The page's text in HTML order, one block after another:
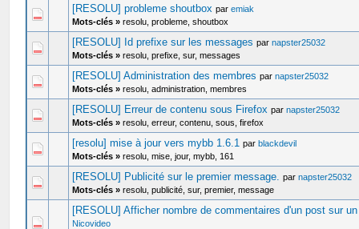
[RESOLU] probleme shoutbox paremiak
Mots-clés »resolu, probleme, shoutbox
[RESOLU] Id prefixe sur les messages parnapster25032
Mots-clés »resolu, prefixe, sur, messages
[RESOLU] Administration des membres parnapster25032
Mots-clés »resolu, administration, membres
[RESOLU] Erreur de contenu sous Firefox parnapster25032
Mots-clés »resolu, erreur, contenu, sous, firefox
[resolu] mise à jour vers mybb 1.6.1 parblackdevil
Mots-clés »resolu, mise, jour, mybb, 161
[RESOLU] Publicité sur le premier message. parnapster25032
Mots-clés »resolu, publicité, sur, premier, message
[RESOLU] Afficher nombre de commentaires d'un post sur
Nicovideo